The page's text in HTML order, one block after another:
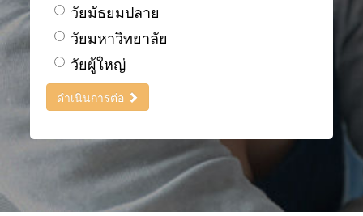
วัยมัธยมปลาย
วัยมหาวิทยาลัย
วัยผู้ใหญ่
ดำเนินการต่อ